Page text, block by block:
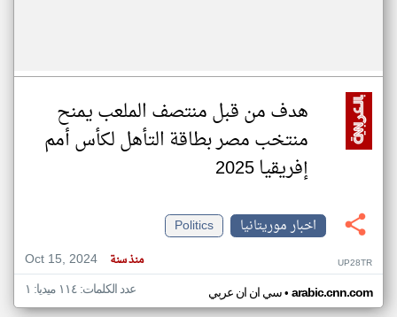
هدف من قبل منتصف الملعب يمنح
منتخب مصر بطاقة التأهل لكأس أمم
إفريقيا 2025
اخبار موريتانيا
Politics
Oct 15, 2024
منذ سنة UP28TR
سي ان ان عربي• arabic.cnn.com عدد الكلمات: ١١٤ ميديا: ١